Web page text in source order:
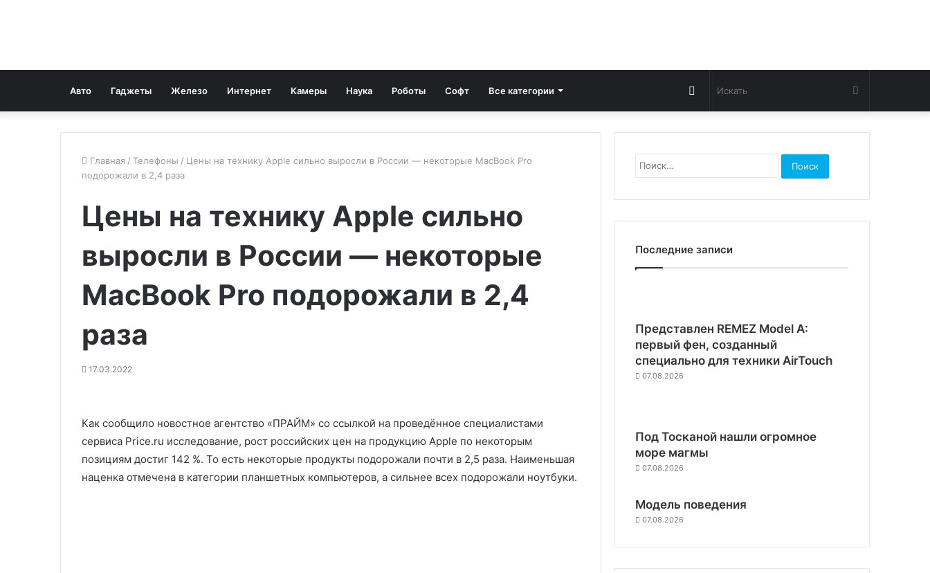
Авто Гаджеты Железо Интернет Камеры Наука Роботы Софт Все категории Искать
Switch
skin
Главная / Телефоны / Цены на технику Apple сильно выросли в России — некоторые MacBook Pro
подорожали в 2,4 раза
Цены на технику Apple сильно
выросли в России — некоторые
MacBook Pro подорожали в 2,4
раза
17.03.2022
Как сообщило новостное агентство «ПРАЙМ» со ссылкой на проведённое специалистами
сервиса Price.ru исследование, рост российских цен на продукцию Apple по некоторым
позициям достиг 142 %. То есть некоторые продукты подорожали почти в 2,5 раза. Наименьшая
наценка отмечена в категории планшетных компьютеров, а сильнее всех подорожали ноутбуки.
Найти:
Последние записи
Представлен REMEZ Model A:
первый фен, созданный
специально для техники AirTouch
07.08.2026
Под Тосканой нашли огромное
море магмы
07.08.2026
Модель поведения
07.08.2026